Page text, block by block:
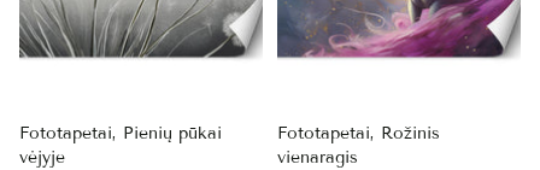
Fototapetai, Pienių pūkai
vėjyje
Fototapetai, Rožinis
vienaragis